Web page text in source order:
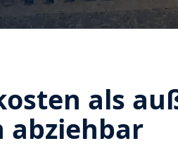
als
abziehbar